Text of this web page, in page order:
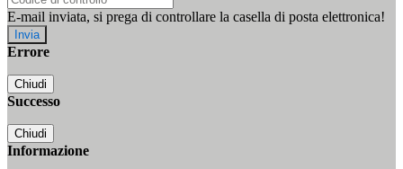
E-mail inviata, si prega di controllare la casella di posta elettronica!
Errore
Chiudi
Successo
Chiudi
Informazione